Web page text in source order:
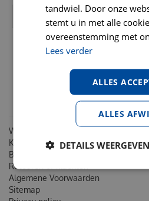
VAN NOORD'S
Wie is van Noord
Klantenkaart
Bestellen & Verzending
Retouren of klachten
Algemene Voorwaarden
Sitemap
tandwiel. Door onze
stemt u in met alle
overeenstemming met
Lees verder
ALLES
ALLES
DETAILS WEERGEVEN